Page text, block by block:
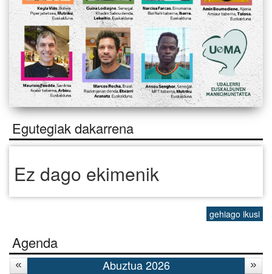
Egutegiak dakarrena
Ez dago ekimenik
gehiago ikusi
Agenda
Abuztua 2026